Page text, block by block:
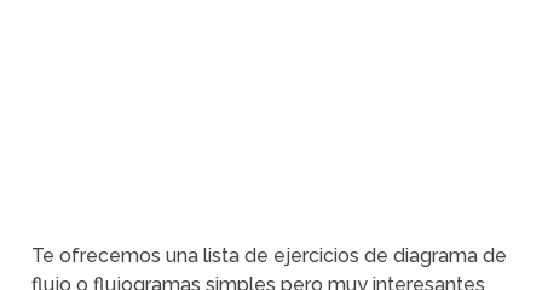
Te ofrecemos una lista de ejercicios de diagrama de
flujo o flujogramas simples pero muy interesantes